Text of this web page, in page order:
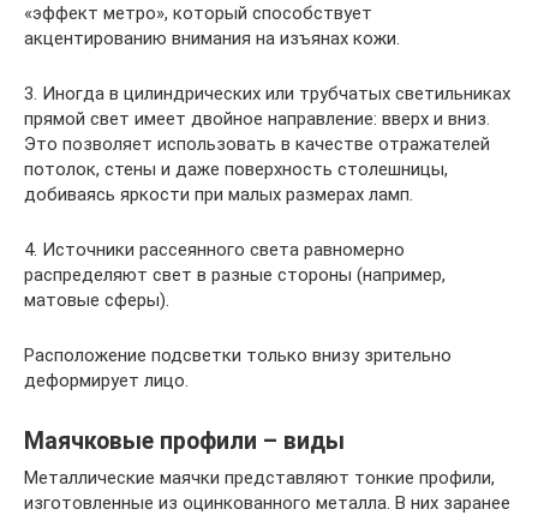
«эффект метро», который способствует
акцентированию внимания на изъянах кожи.
3. Иногда в цилиндрических или трубчатых светильниках
прямой свет имеет двойное направление: вверх и вниз.
Это позволяет использовать в качестве отражателей
потолок, стены и даже поверхность столешницы,
добиваясь яркости при малых размерах ламп.
4. Источники рассеянного света равномерно
распределяют свет в разные стороны (например,
матовые сферы).
Расположение подсветки только внизу зрительно
деформирует лицо.
Маячковые профили – виды
Металлические маячки представляют тонкие профили,
изготовленные из оцинкованного металла. В них заранее